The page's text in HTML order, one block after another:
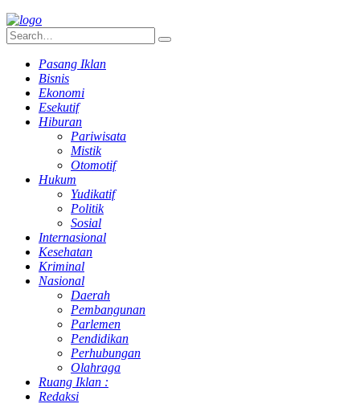
Pasang Iklan
Bisnis
Ekonomi
Esekutif
Hiburan
Pariwisata
Mistik
Otomotif
Hukum
Yudikatif
Politik
Sosial
Internasional
Kesehatan
Kriminal
Nasional
Daerah
Pembangunan
Parlemen
Pendidikan
Perhubungan
Olahraga
Ruang Iklan :
Redaksi